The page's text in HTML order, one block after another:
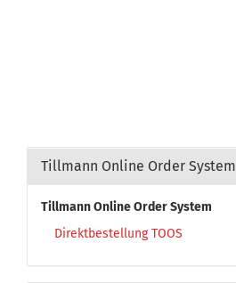
Tillmann Online Order System
Tillmann Online Order System
Direktbestellung TOOS